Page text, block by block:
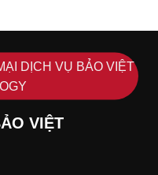
DỊCH VỤ BẢO VIỆT
VIỆT